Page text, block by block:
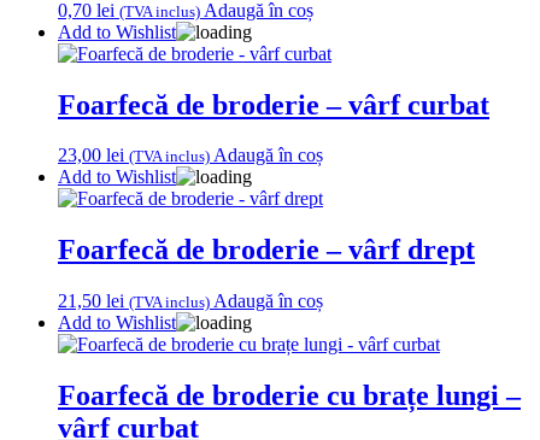
0,70 lei (TVA inclus) Adaugă în coș
Add to Wishlist
Foarfecă de broderie – vârf curbat
23,00 lei (TVA inclus) Adaugă în coș
Add to Wishlist
Foarfecă de broderie – vârf drept
21,50 lei (TVA inclus) Adaugă în coș
Add to Wishlist
Foarfecă de broderie cu brațe lungi –
vârf curbat